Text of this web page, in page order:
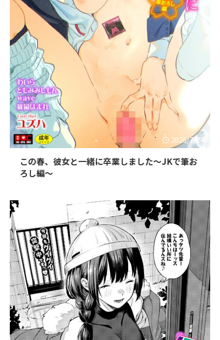
2026/7/24
この春、彼女と一緒に卒業しました〜JKで筆お
ろし編〜